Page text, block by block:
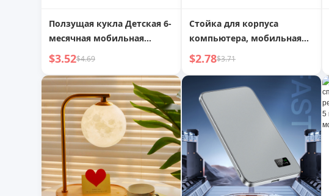
Ползущая кукла Детская 6-
месячная мобильная
голова вверх 8-12 игрушек
$3.52$4.69
Стойка для корпуса
компьютера, мобильная
подставка для корпуса с
настольного компьютера,
офиса, лоток
$2.78$3.71